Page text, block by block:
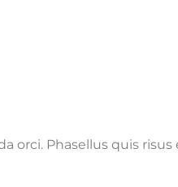
orci. Phasellus quis risus